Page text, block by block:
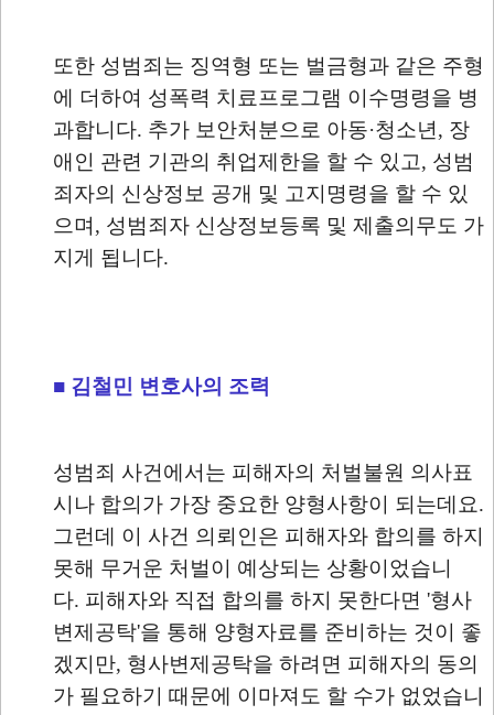
또한 성범죄는 징역형 또는 벌금형과 같은 주형
에 더하여 성폭력 치료프로그램 이수명령을 병
과합니다. 추가 보안처분으로 아동·청소년, 장
애인 관련 기관의 취업제한을 할 수 있고, 성범
죄자의 신상정보 공개 및 고지명령을 할 수 있
으며, 성범죄자 신상정보등록 및 제출의무도 가
지게 됩니다.
■ 김철민 변호사의 조력
성범죄 사건에서는 피해자의 처벌불원 의사표
시나 합의가 가장 중요한 양형사항이 되는데요.
그런데 이 사건 의뢰인은 피해자와 합의를 하지
못해 무거운 처벌이 예상되는 상황이었습니
다. 피해자와 직접 합의를 하지 못한다면 '형사
변제공탁'을 통해 양형자료를 준비하는 것이 좋
겠지만, 형사변제공탁을 하려면 피해자의 동의
가 필요하기 때문에 이마져도 할 수가 없었습니